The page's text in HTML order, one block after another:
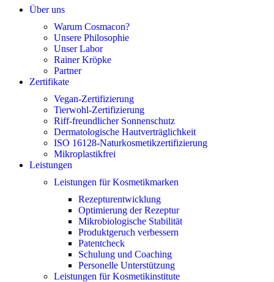
Über uns
Warum Cosmacon?
Unsere Philosophie
Unser Labor
Rainer Kröpke
Partner
Zertifikate
Vegan-Zertifizierung
Tierwohl-Zertifizierung
Riff-freundlicher Sonnenschutz
Dermatologische Hautverträglichkeit
ISO 16128-Naturkosmetikzertifizierung
Mikroplastikfrei
Leistungen
Leistungen für Kosmetikmarken
Rezepturentwicklung
Optimierung der Rezeptur
Mikrobiologische Stabilität
Produktgeruch verbessern
Patentcheck
Schulung und Coaching
Personelle Unterstützung
Leistungen für Kosmetikinstitute